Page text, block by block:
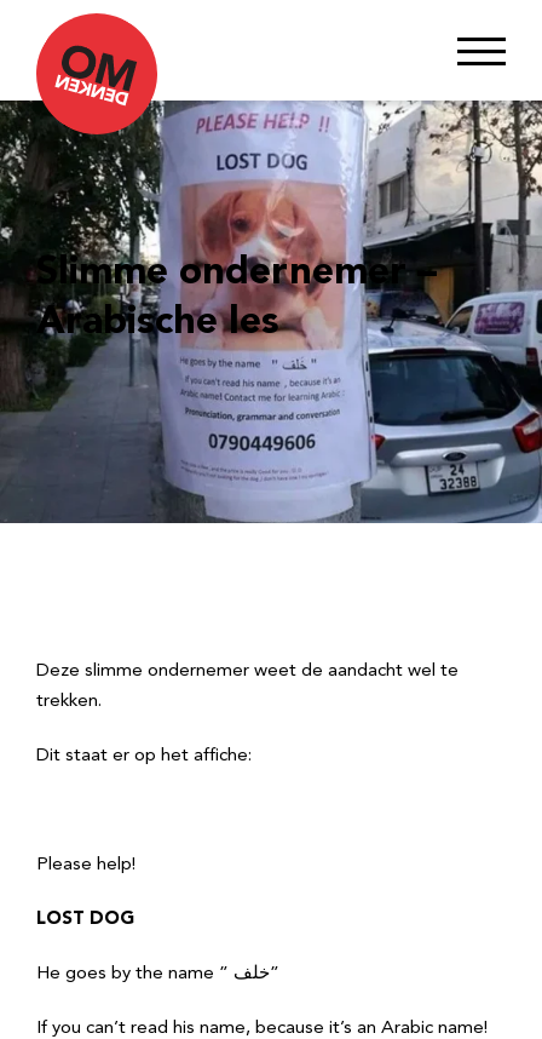
Slimme ondernemer –
Arabische les
Deze slimme ondernemer weet de aandacht wel te
trekken.
Dit staat er op het affiche:
Please help!
LOST DOG
He goes by the name ” خلف”
If you can’t read his name, because it’s an Arabic name!